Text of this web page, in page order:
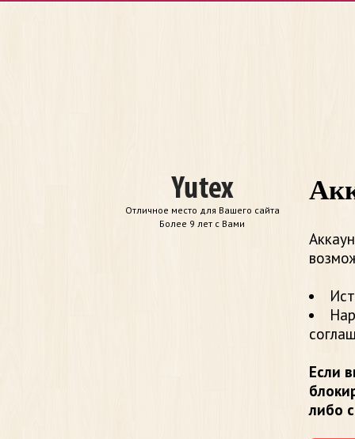
Отличное место для Вашего сайта
Более 9 лет с Вами
Если
либо